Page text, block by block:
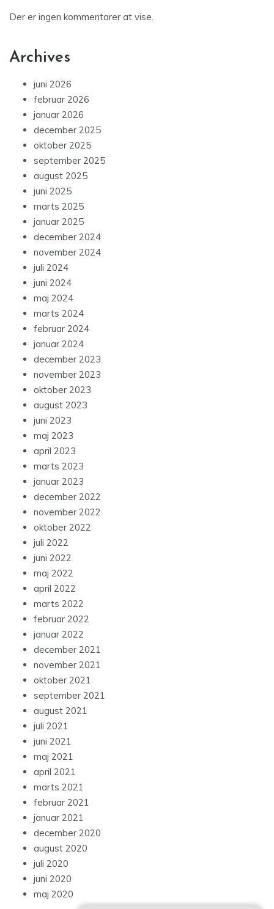
Der er ingen kommentarer at vise.
Archives
juni 2026
februar 2026
januar 2026
december 2025
oktober 2025
september 2025
august 2025
juni 2025
marts 2025
januar 2025
december 2024
november 2024
juli 2024
juni 2024
maj 2024
marts 2024
februar 2024
januar 2024
december 2023
november 2023
oktober 2023
august 2023
juni 2023
maj 2023
april 2023
marts 2023
januar 2023
december 2022
november 2022
oktober 2022
juli 2022
juni 2022
maj 2022
april 2022
marts 2022
februar 2022
januar 2022
december 2021
november 2021
oktober 2021
september 2021
august 2021
juli 2021
juni 2021
maj 2021
april 2021
marts 2021
februar 2021
januar 2021
december 2020
august 2020
juli 2020
juni 2020
maj 2020